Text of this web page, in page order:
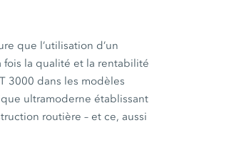
que l’utilisation d’un
fois la qualité et la rentabilité
3000 dans les modèles
ultramoderne établissant
routière – et ce, aussi